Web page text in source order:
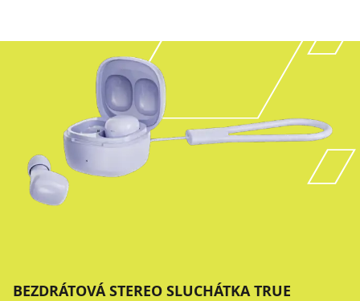
BEZDRÁTOVÁ STEREO SLUCHÁTKA TRUE